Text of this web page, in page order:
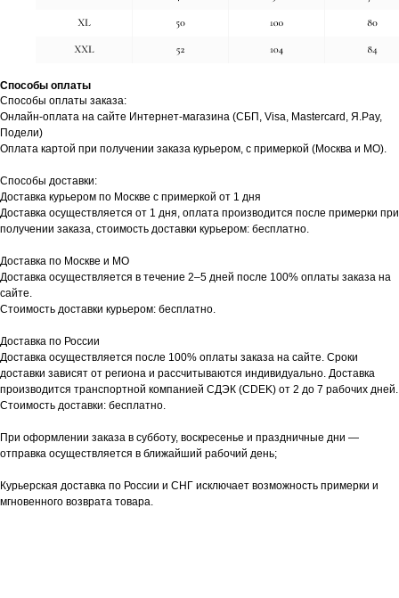
Способы оплаты
Способы оплаты заказа:
Онлайн-оплата на сайте Интернет-магазина (СБП, Visa, Mastercard, Я.Pay,
Подели)
Оплата картой при получении заказа курьером, с примеркой (Москва и МО).
Способы доставки:
Доставка курьером по Москве с примеркой от 1 дня
Доставка осуществляется от 1 дня, оплата производится после примерки при
получении заказа, стоимость доставки курьером: бесплатно.
Доставка по Москве и МО
Доставка осуществляется в течение 2–5 дней после 100% оплаты заказа на
сайте.
Стоимость доставки курьером: бесплатно.
Доставка по России
Доставка осуществляется после 100% оплаты заказа на сайте. Сроки
доставки зависят от региона и рассчитываются индивидуально. Доставка
производится транспортной компанией СДЭК (CDEK) от 2 до 7 рабочих дней.
Стоимость доставки: бесплатно.
При оформлении заказа в субботу, воскресенье и праздничные дни —
отправка осуществляется в ближайший рабочий день;
Курьерская доставка по России и СНГ исключает возможность примерки и
мгновенного возврата товара.